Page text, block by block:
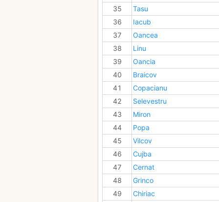
35
Tasu
36
Iacub
37
Oancea
38
Linu
39
Oancia
40
Braicov
41
Copacianu
42
Selevestru
43
Miron
44
Popa
45
Vilcov
46
Cujba
47
Cernat
48
Grinco
49
Chiriac